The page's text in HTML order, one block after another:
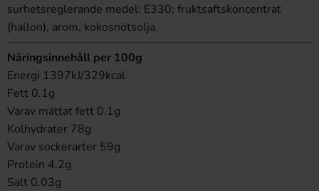
surhetsreglerande medel: E330; fruktsaftskoncentrat
(hallon), arom, kokosnötsolja.
Näringsinnehåll per 100g
Energi 1397kJ/329kcal
Fett 0.1g
Varav mättat fett 0.1g
Kolhydrater 78g
Varav sockerarter 59g
Protein 4.2g
Salt 0.03g